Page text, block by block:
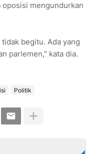
mengundurkan
begitu. Ada yang
parlemen," kata dia.
Politik